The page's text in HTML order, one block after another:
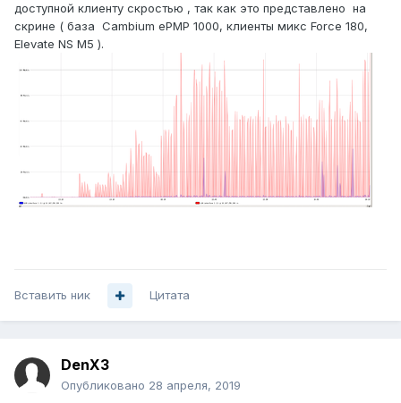
доступной клиенту скростью , так как это представлено на
скрине ( база Cambium ePMP 1000, клиенты микс Force 180,
Elevate NS M5 ).
Вставить ник Цитата
DenX3
Опубликовано 28 апреля, 2019